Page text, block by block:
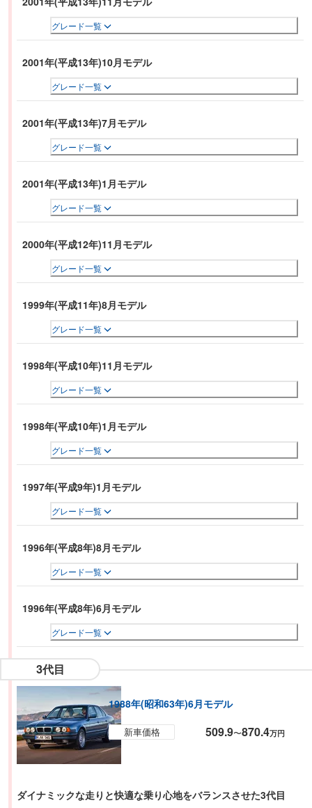
グレード一覧
2001年(平成13年)10月モデル
グレード一覧
2001年(平成13年)7月モデル
グレード一覧
2001年(平成13年)1月モデル
グレード一覧
2000年(平成12年)11月モデル
グレード一覧
1999年(平成11年)8月モデル
グレード一覧
1998年(平成10年)11月モデル
グレード一覧
1998年(平成10年)1月モデル
グレード一覧
1997年(平成9年)1月モデル
グレード一覧
1996年(平成8年)8月モデル
グレード一覧
1996年(平成8年)6月モデル
グレード一覧
3代目
1988年(昭和63年)6月モデル
新車価格 509.9〜870.4万円
ダイナミックな走りと快適な乗り心地をバランスさせた3代目